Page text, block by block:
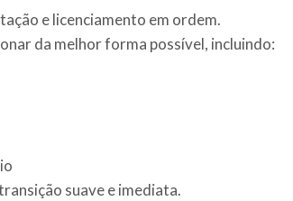
e licenciamento em ordem.
da melhor forma possível, incluindo:
suave e imediata.